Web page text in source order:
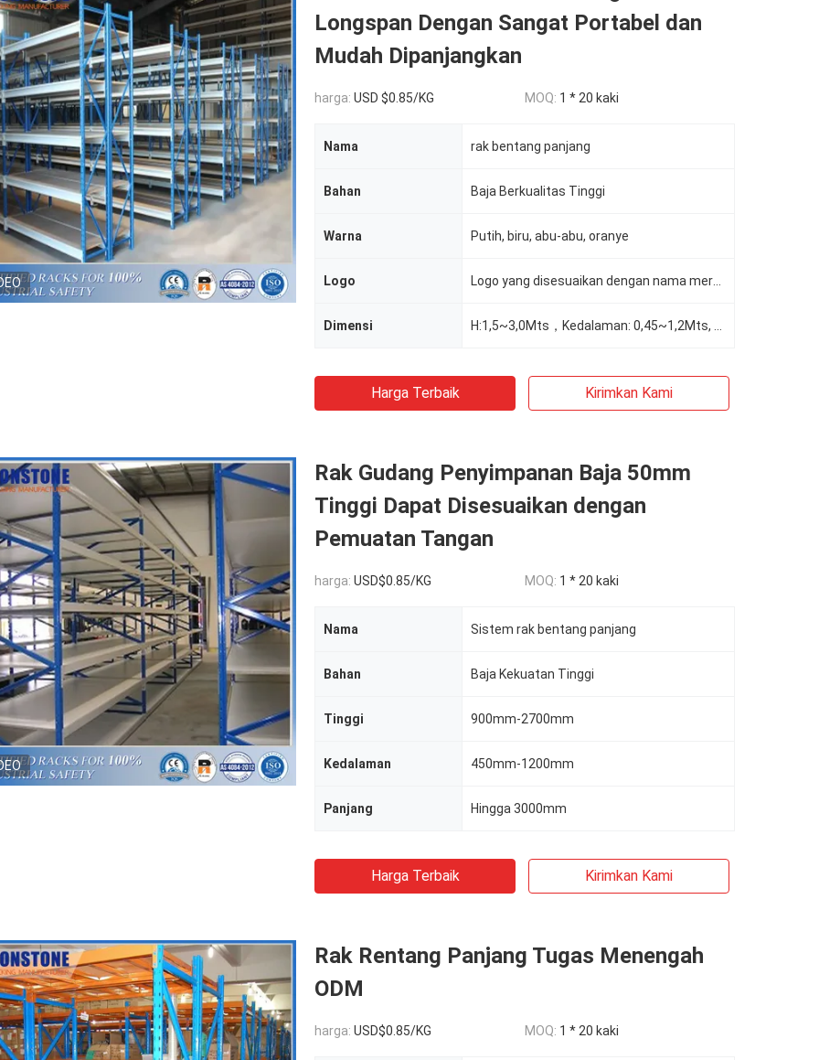
Longspan Dengan Sangat Portabel dan
Mudah Dipanjangkan
harga: USD $0.85/KG MOQ: 1 * 20 kaki
Nama rak bentang panjang
Bahan Baja Berkualitas Tinggi
Warna Putih, biru, abu-abu, oranye
Logo
Dimensi
Harga Terbaik Kirimkan Kami
Rak Gudang Penyimpanan Baja 50mm
Tinggi Dapat Disesuaikan dengan
Pemuatan Tangan
harga: USD$0.85/KG MOQ: 1 * 20 kaki
Nama Sistem rak bentang panjang
Bahan Baja Kekuatan Tinggi
Tinggi 900mm-2700mm
Kedalaman 450mm-1200mm
Panjang Hingga 3000mm
Harga Terbaik Kirimkan Kami
Rak Rentang Panjang Tugas Menengah
ODM
harga: USD$0.85/KG MOQ: 1 * 20 kaki